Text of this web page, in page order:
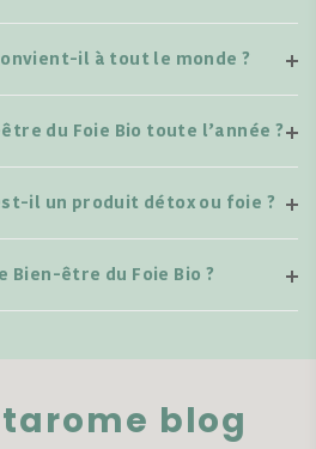
il à tout le monde ?
du Foie Bio toute l’année ?
il un produit détox ou foie ?
Bien-être du Foie Bio ?
blog